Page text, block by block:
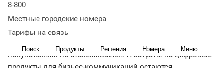
8-800
Местные городские номера
Тарифы на связь
Поиск Продукты Решения Номера Меню
Неэффективная работа с клиентами – «головная боль»
большинства небольших компаний. Менеджеры
покупателями не отслеживается. А затраты на цифровые